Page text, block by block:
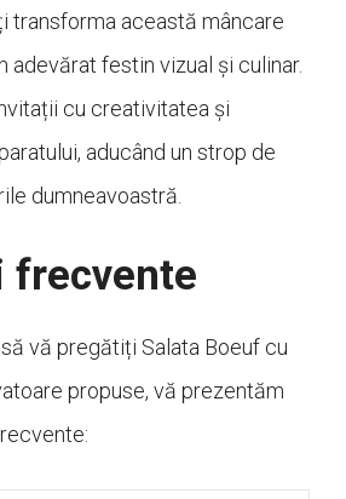
transforma această mâncare
adevărat festin vizual și culinar.
cu creativitatea și
aducând un strop de
dumneavoastră.
frecvente
vă pregătiți Salata Boeuf cu
propuse, vă prezentăm